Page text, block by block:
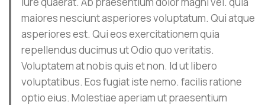
maiores nesciunt asperiores voluptatum. Qui atque
asperiores est. Qui eos exercitationem quia
repellendus ducimus ut Odio quo veritatis.
Voluptatem at nobis quis et non. Id ut libero
voluptatibus. Eos fugiat iste nemo. facilis ratione
optio eius. Molestiae aperiam ut praesentium